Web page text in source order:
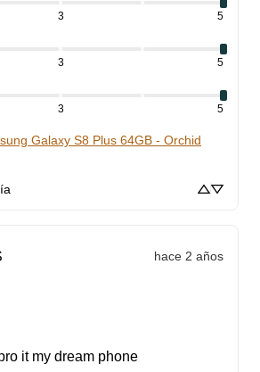
3 5
3 5
3 5
Galaxy S8 Plus 64GB - Orchid
hace 2 años
it my dream phone